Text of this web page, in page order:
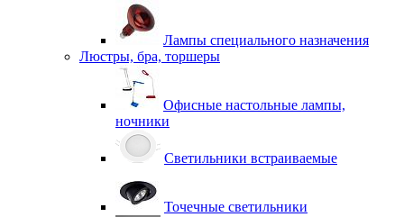
Лампы специального назначения
Люстры, бра, торшеры
Офисные настольные лампы,
ночники
Светильники встраиваемые
Точечные светильники